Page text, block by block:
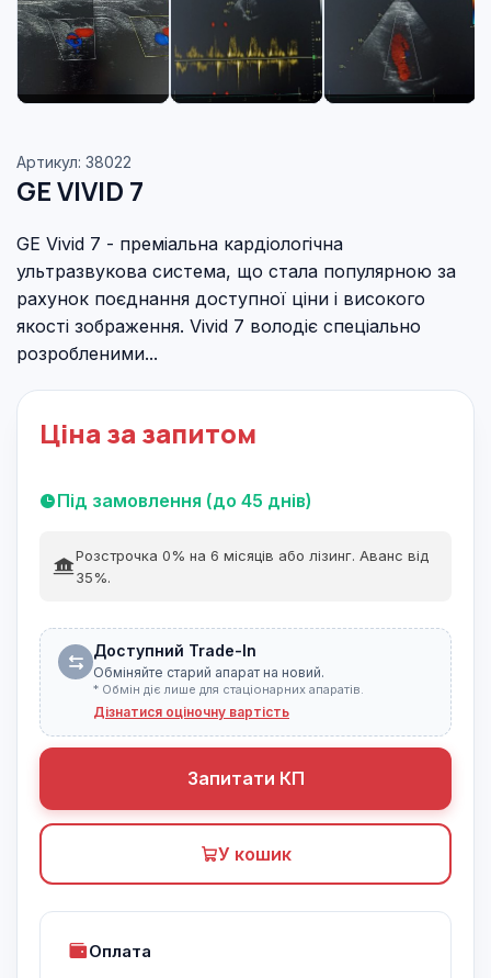
Артикул: 38022
GE VIVID 7
GE Vivid 7 - преміальна кардіологічна
ультразвукова система, що стала популярною за
рахунок поєднання доступної ціни і високого
якості зображення. Vivid 7 володіє спеціально
розробленими...
Ціна за запитом
Під замовлення (до 45 днів)
Розстрочка 0% на 6 місяців або лізинг. Аванс від
35%.
Доступний Trade-In
Обміняйте старий апарат на новий.
* Обмін діє лише для стаціонарних апаратів.
Дізнатися оціночну вартість
Запитати КП
У кошик
Оплата